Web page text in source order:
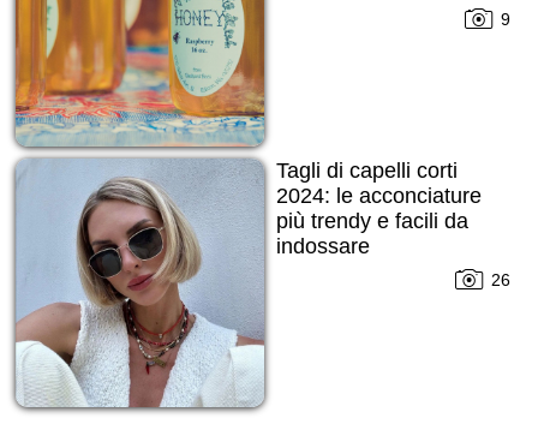
9
Tagli di capelli corti
2024: le acconciature
più trendy e facili da
indossare
indipendentemente
26